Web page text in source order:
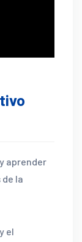
aprender
la
el